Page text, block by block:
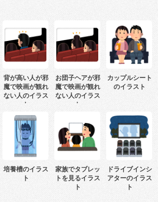
背が高い人が邪
魔で映画が観れ
ない人のイラス
ト
お団子ヘアが邪
魔で映画が観れ
ない人のイラス
ト
カップルシート
のイラスト
培養槽のイラス
ト
家族でタブレッ
トを見るイラス
ト
ドライブインシ
アターのイラス
ト